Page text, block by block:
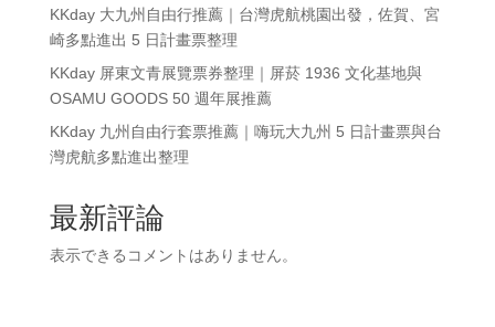
KKday 大九州自由行推薦｜台灣虎航桃園出發，佐賀、宮
崎多點進出 5 日計畫票整理
KKday 屏東文青展覽票券整理｜屏菸 1936 文化基地與
OSAMU GOODS 50 週年展推薦
KKday 九州自由行套票推薦｜嗨玩大九州 5 日計畫票與台
灣虎航多點進出整理
最新評論
表示できるコメントはありません。